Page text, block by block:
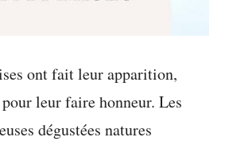
ont fait leur apparition,
leur faire honneur. Les
dégustées natures